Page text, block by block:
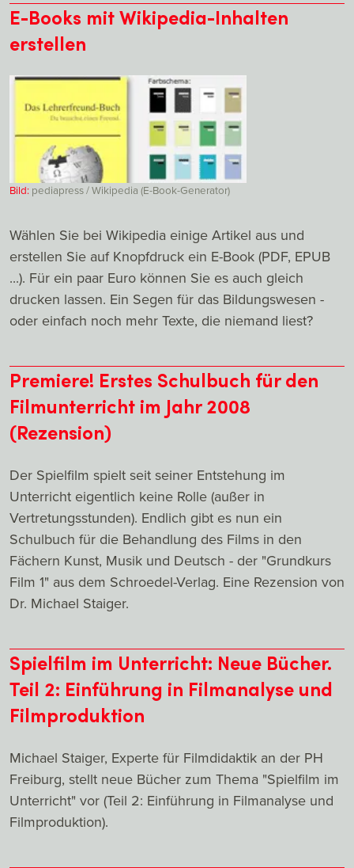
E-Books mit Wikipedia-Inhalten
erstellen
Bild: pediapress / Wikipedia (E-Book-Generator)
Wählen Sie bei Wikipedia einige Artikel aus und
erstellen Sie auf Knopfdruck ein E-Book (PDF, EPUB
...). Für ein paar Euro können Sie es auch gleich
drucken lassen. Ein Segen für das Bildungswesen -
oder einfach noch mehr Texte, die niemand liest?
Premiere! Erstes Schulbuch für den
Filmunterricht im Jahr 2008
(Rezension)
Der Spielfilm spielt seit seiner Entstehung im
Unterricht eigentlich keine Rolle (außer in
Vertretungsstunden). Endlich gibt es nun ein
Schulbuch für die Behandlung des Films in den
Fächern Kunst, Musik und Deutsch - der "Grundkurs
Film 1" aus dem Schroedel-Verlag. Eine Rezension von
Dr. Michael Staiger.
Spielfilm im Unterricht: Neue Bücher.
Teil 2: Einführung in Filmanalyse und
Filmproduktion
Michael Staiger, Experte für Filmdidaktik an der PH
Freiburg, stellt neue Bücher zum Thema "Spielfilm im
Unterricht" vor (Teil 2: Einführung in Filmanalyse und
Filmproduktion).